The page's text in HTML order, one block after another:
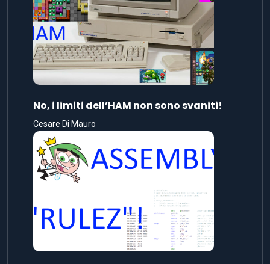
No, i limiti dell’HAM non sono svaniti!
Cesare Di Mauro